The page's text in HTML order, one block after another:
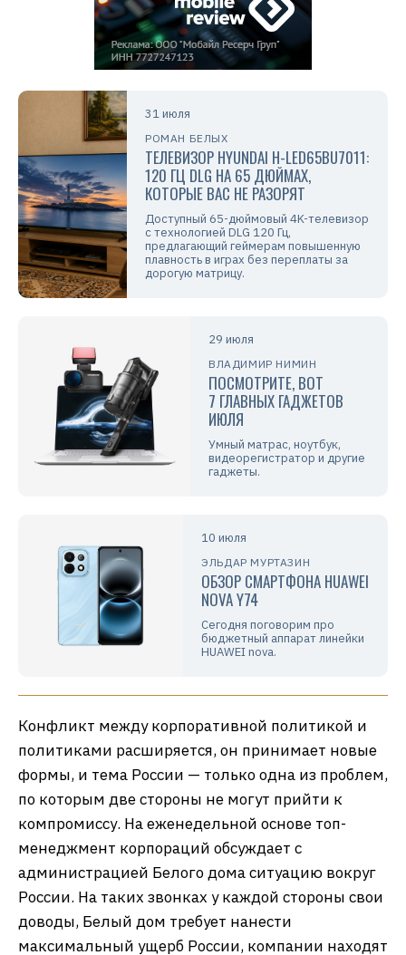
31 июля
РОМАН БЕЛЫХ
ТЕЛЕВИЗОР HYUNDAI H-LED65BU7011:
120 ГЦ DLG НА 65 ДЮЙМАХ,
КОТОРЫЕ ВАС НЕ РАЗОРЯТ
Доступный 65-дюймовый 4K-телевизор
с технологией DLG 120 Гц,
предлагающий геймерам повышенную
плавность в играх без переплаты за
дорогую матрицу.
29 июля
ВЛАДИМИР НИМИН
ПОСМОТРИТЕ, ВОТ
7 ГЛАВНЫХ ГАДЖЕТОВ
ИЮЛЯ
Умный матрас, ноутбук,
видеорегистратор и другие
гаджеты.
10 июля
ЭЛЬДАР МУРТАЗИН
ОБЗОР СМАРТФОНА HUAWEI
NOVA Y74
Сегодня поговорим про
бюджетный аппарат линейки
HUAWEI nova.
Конфликт между корпоративной политикой и
политиками расширяется, он принимает новые
формы, и тема России — только одна из проблем,
по которым две стороны не могут прийти к
компромиссу. На еженедельной основе топ-
менеджмент корпораций обсуждает с
администрацией Белого дома ситуацию вокруг
России. На таких звонках у каждой стороны свои
доводы, Белый дом требует нанести
максимальный ущерб России, компании находят